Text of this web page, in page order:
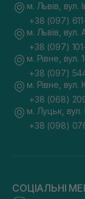
м. Львів, вул.
+38 (097)
м. Львів, вул.
+38 (097)
м. Рівне, вул.
+38 (097)
м. Рівне, вул.
+38 (068)
м. Луцьк,
+38 (098)
СОЦІАЛЬНІ